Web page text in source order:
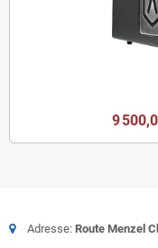
9
Adresse: Route Menzel